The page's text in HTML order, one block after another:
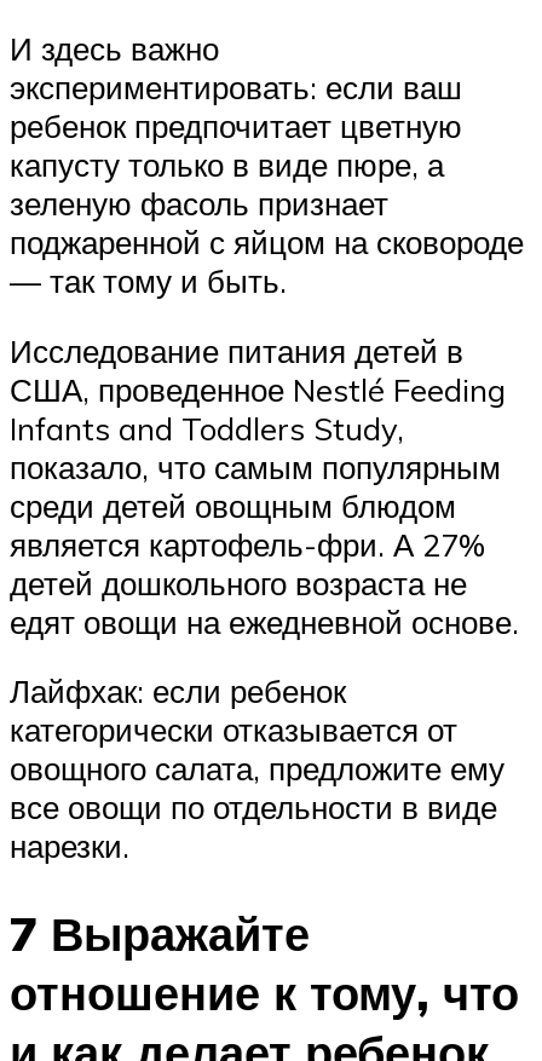
И здесь важно
экспериментировать: если ваш
ребенок предпочитает цветную
капусту только в виде пюре, а
зеленую фасоль признает
поджаренной с яйцом на сковороде
— так тому и быть.
Исследование питания детей в
США, проведенное Nestlé Feeding
Infants and Toddlers Study,
показало, что самым популярным
среди детей овощным блюдом
является картофель-фри. А 27%
детей дошкольного возраста не
едят овощи на ежедневной основе.
Лайфхак: если ребенок
категорически отказывается от
овощного салата, предложите ему
все овощи по отдельности в виде
нарезки.
7 Выражайте
отношение к тому, что